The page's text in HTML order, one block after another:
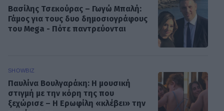
Βασίλης Τσεκούρας – Γωγώ Μπαλή:
Γάμος για τους δυο δημοσιογράφους
του Mega - Πότε παντρεύονται
SHOWBIZ
Παυλίνα Βουλγαράκη: Η μουσική
στιγμή με την κόρη της που
ξεχώρισε – Η Ερωφίλη «κλέβει» την